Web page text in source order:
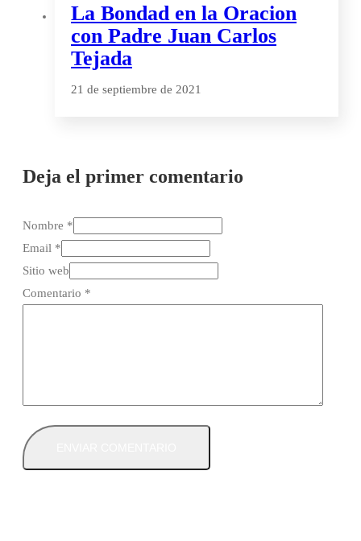
La Bondad en la Oracion
con Padre Juan Carlos
Tejada
21 de septiembre de 2021
Deja el primer comentario
Nombre *
Email *
Sitio web
Comentario *